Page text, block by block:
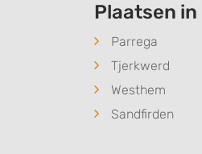
Plaatsen
Parrega
Tjerkwerd
Westhem
Sandfirden